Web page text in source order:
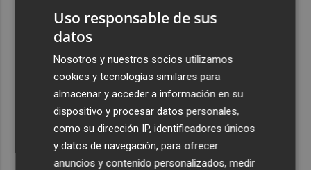
Foios se vuelca con Ferran Torres
La serie murciana protagonizada por un conejo de
peluche malhablado y gamberro que triunfa en las
redes: así es 'Yván y Lolo'
Uso responsable de sus
datos
Nosotros y nuestros socios utilizamos
cookies y tecnologías similares para
almacenar y acceder a información en su
dispositivo y procesar datos personales,
como su dirección IP, identificadores únicos
y datos de navegación, para ofrecer
anuncios y contenido personalizados, medir